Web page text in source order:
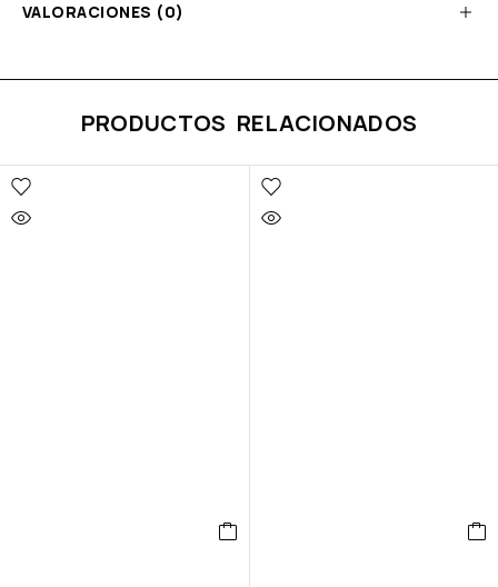
VALORACIONES (0)
PRODUCTOS RELACIONADOS